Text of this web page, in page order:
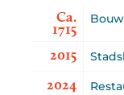
Ca.
1715
Bouw
2015
2024